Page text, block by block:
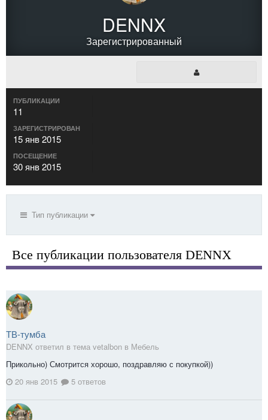
DENNX
Зарегистрированный
ПУБЛИКАЦИИ
11
ЗАРЕГИСТРИРОВАН
15 янв 2015
ПОСЕЩЕНИЕ
30 янв 2015
Тип публикации
Все публикации пользователя DENNX
ТВ-тумба
DENNX ответил в тема vetalbon в Мебель
Прикольно) Смотрится хорошо, поздравляю с покупкой))
20 янв 2015
5 ответов